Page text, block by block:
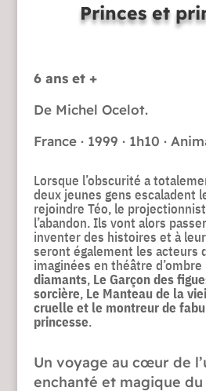
Princes et
6 ans et +
De Michel Ocelot.
France · 1999 · 1h10 ·
Lorsque l’obscurité a
deux jeunes gens escaladent
rejoindre Téo, le
l’abandon. Ils vont alors
inventer des histoires et à
seront également les acteurs
imaginées en théâtre d’ombre
diamants, Le Garçon des
sorcière, Le Manteau de la
cruelle et le montreur de
princesse.
Un voyage au cœur de
enchanté et magique